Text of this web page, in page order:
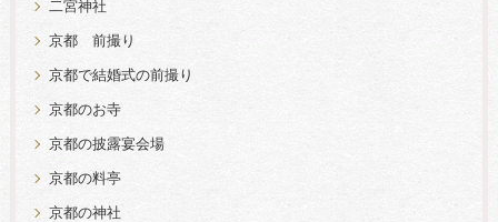
二宮神社
京都 前撮り
京都で結婚式の前撮り
京都のお寺
京都の披露宴会場
京都の料亭
京都の神社